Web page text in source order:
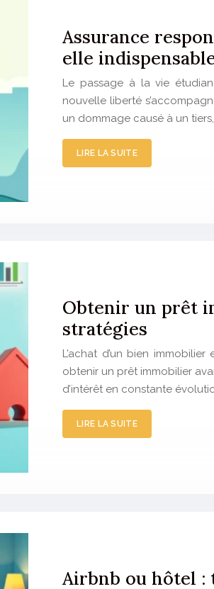
Assurance
elle
Le passage à la vie
nouvelle liberté
un dommage causé à un
LIRE LA SUITE
Obtenir un prêt
stratégies
L’achat d’un bien
obtenir un prêt immobilier
d’intérêt en constante
LIRE LA SUITE
Airbnb ou hôtel :